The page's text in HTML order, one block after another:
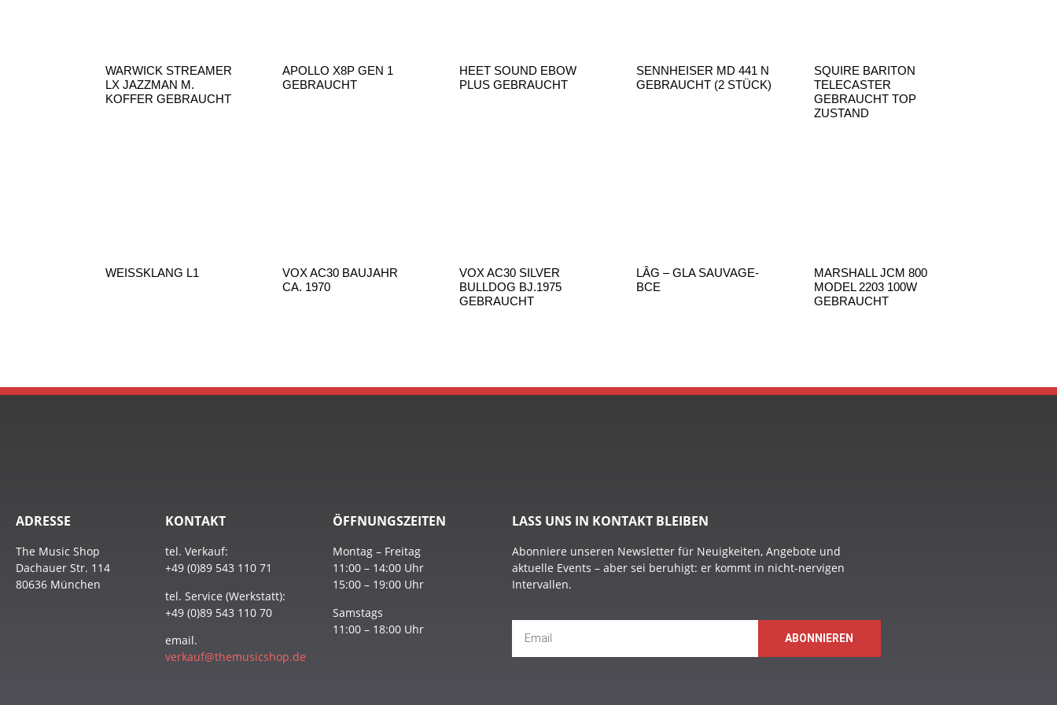
WARWICK STREAMER
LX JAZZMAN M.
KOFFER GEBRAUCHT
APOLLO X8P GEN 1
GEBRAUCHT
HEET SOUND EBOW
PLUS GEBRAUCHT
SENNHEISER MD 441 N
GEBRAUCHT (2 STÜCK)
SQUIRE BARITON
TELECASTER
GEBRAUCHT TOP
ZUSTAND
WEISSKLANG L1
VOX AC30 BAUJAHR
CA. 1970
VOX AC30 SILVER
BULLDOG BJ.1975
GEBRAUCHT
LÂG – GLA SAUVAGE-
BCE
MARSHALL JCM 800
MODEL 2203 100W
GEBRAUCHT
ADRESSE
The Music Shop
Dachauer Str. 114
80636 München
KONTAKT
tel. Verkauf:
+49 (0)89 543 110 71
tel. Service (Werkstatt):
+49 (0)89 543 110 70
email.
verkauf@themusicshop.de
ÖFFNUNGSZEITEN
Montag – Freitag
11:00 – 14:00 Uhr
15:00 – 19:00 Uhr
Samstags
11:00 – 18:00 Uhr
LASS UNS IN KONTAKT BLEIBEN
Abonniere unseren Newsletter für Neuigkeiten, Angebote und
aktuelle Events – aber sei beruhigt: er kommt in nicht-nervigen
Intervallen.
ABONNIEREN